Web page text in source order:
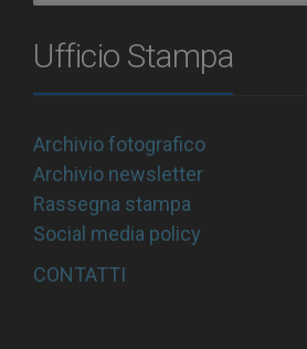
Ufficio Stampa
Archivio fotografico
Archivio newsletter
Rassegna stampa
Social media policy
CONTATTI